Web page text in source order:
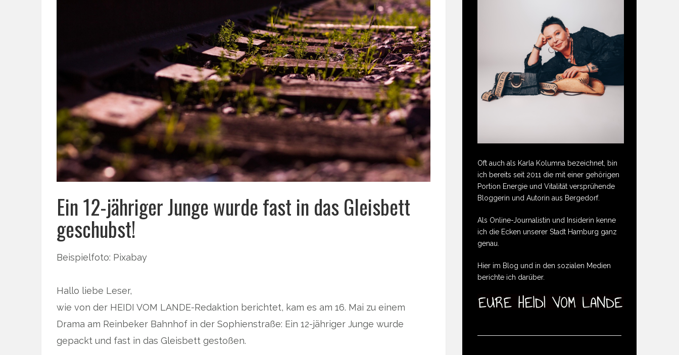
Ein 12-jähriger Junge wurde fast in das Gleisbett
geschubst!
Beispielfoto: Pixabay
Hallo liebe Leser,
wie von der HEIDI VOM LANDE-Redaktion berichtet, kam es am 16. Mai zu einem
Drama am Reinbeker Bahnhof in der Sophienstraße: Ein 12-jähriger Junge wurde
gepackt und fast in das Gleisbett gestoßen.
Oft auch als Karla Kolumna bezeichnet, bin
ich bereits seit 2011 die mit einer gehörigen
Portion Energie und Vitalität versprühende
Bloggerin und Autorin aus Bergedorf.
Als Online-Journalistin und Insiderin kenne
ich die Ecken unserer Stadt Hamburg ganz
genau.
Hier im Blog und in den sozialen Medien
berichte ich darüber.